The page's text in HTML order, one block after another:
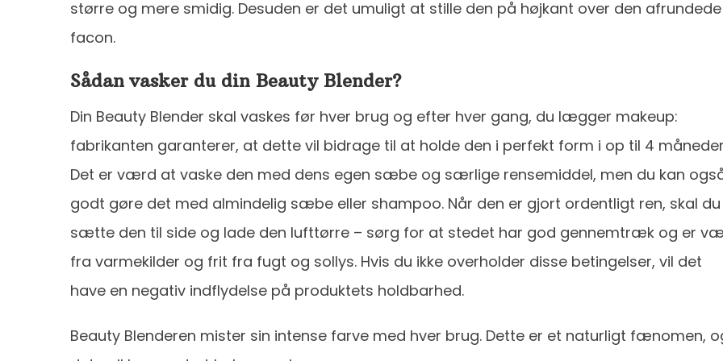
større og mere smidig. Desuden er det umuligt at stille den på højkant over den afrundede
facon.
Sådan vasker du din Beauty Blender?
Din Beauty Blender skal vaskes før hver brug og efter hver gang, du lægger makeup:
fabrikanten garanterer, at dette vil bidrage til at holde den i perfekt form i op til 4
Det er værd at vaske den med dens egen sæbe og særlige rensemiddel, men du kan
godt gøre det med almindelig sæbe eller shampoo. Når den er gjort ordentligt ren, skal du
sætte den til side og lade den lufttørre – sørg for at stedet har god gennemtræk og er
fra varmekilder og frit fra fugt og sollys. Hvis du ikke overholder disse betingelser, vil det
have en negativ indflydelse på produktets holdbarhed.
Beauty Blenderen mister sin intense farve med hver brug. Dette er et naturligt fænomen,